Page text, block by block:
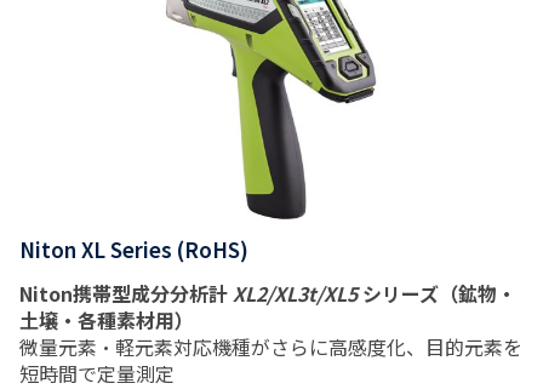
Niton XL Series (RoHS)
Niton携帯型成分分析計 XL2/XL3t/XL5シリーズ（鉱物・
土壌・各種素材用）
微量元素・軽元素対応機種がさらに高感度化、目的元素を
短時間で定量測定